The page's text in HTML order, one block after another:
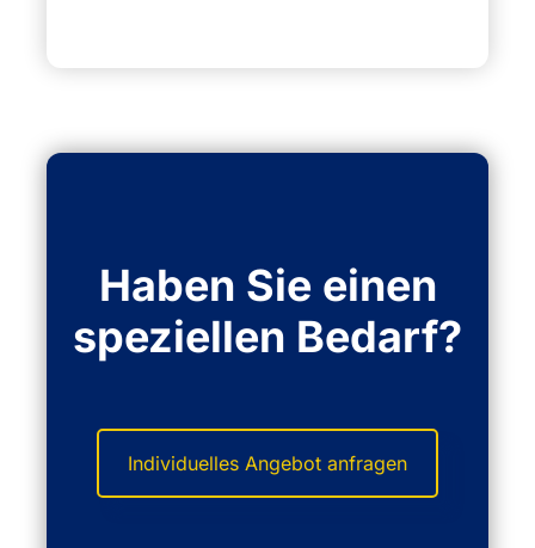
Haben Sie einen
speziellen Bedarf?
Individuelles Angebot anfragen